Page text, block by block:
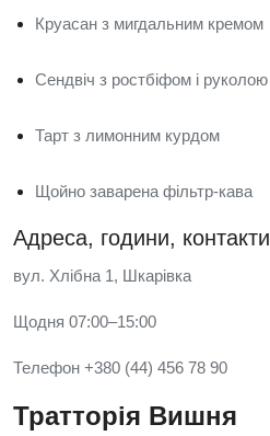
Круасан з мигдальним кремом
Сендвіч з ростбіфом і руколою
Тарт з лимонним курдом
Щойно заварена фільтр-кава
Адреса, години, контакти
вул. Хлібна 1, Шкарівка
Щодня 07:00–15:00
Телефон +380 (44) 456 78 90
Тратторія Вишня